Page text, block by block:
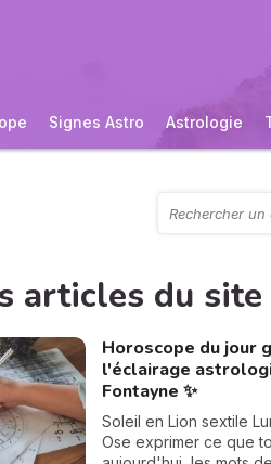
Signes Astro Astrologie
articles du site
Horoscope du jour
l'éclairage
Fontayne ✨
Soleil en Lion sextile
Ose exprimer ce que